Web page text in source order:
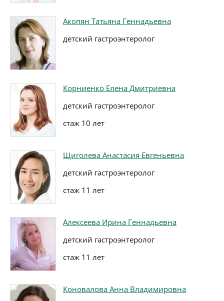
Акопян Татьяна Геннадьевна
детский гастроэнтеролог
Корниенко Елена Дмитриевна
детский гастроэнтеролог
стаж 10 лет
Щиголева Анастасия Евгеньевна
детский гастроэнтеролог
стаж 11 лет
Алексеева Ирина Геннадьевна
детский гастроэнтеролог
стаж 11 лет
Коновалова Анна Владимировна